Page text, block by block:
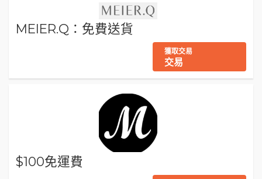
MEIER.Q：免費送貨
獲取交易
交易
$100免運費